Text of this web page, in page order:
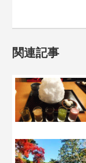
関連記事